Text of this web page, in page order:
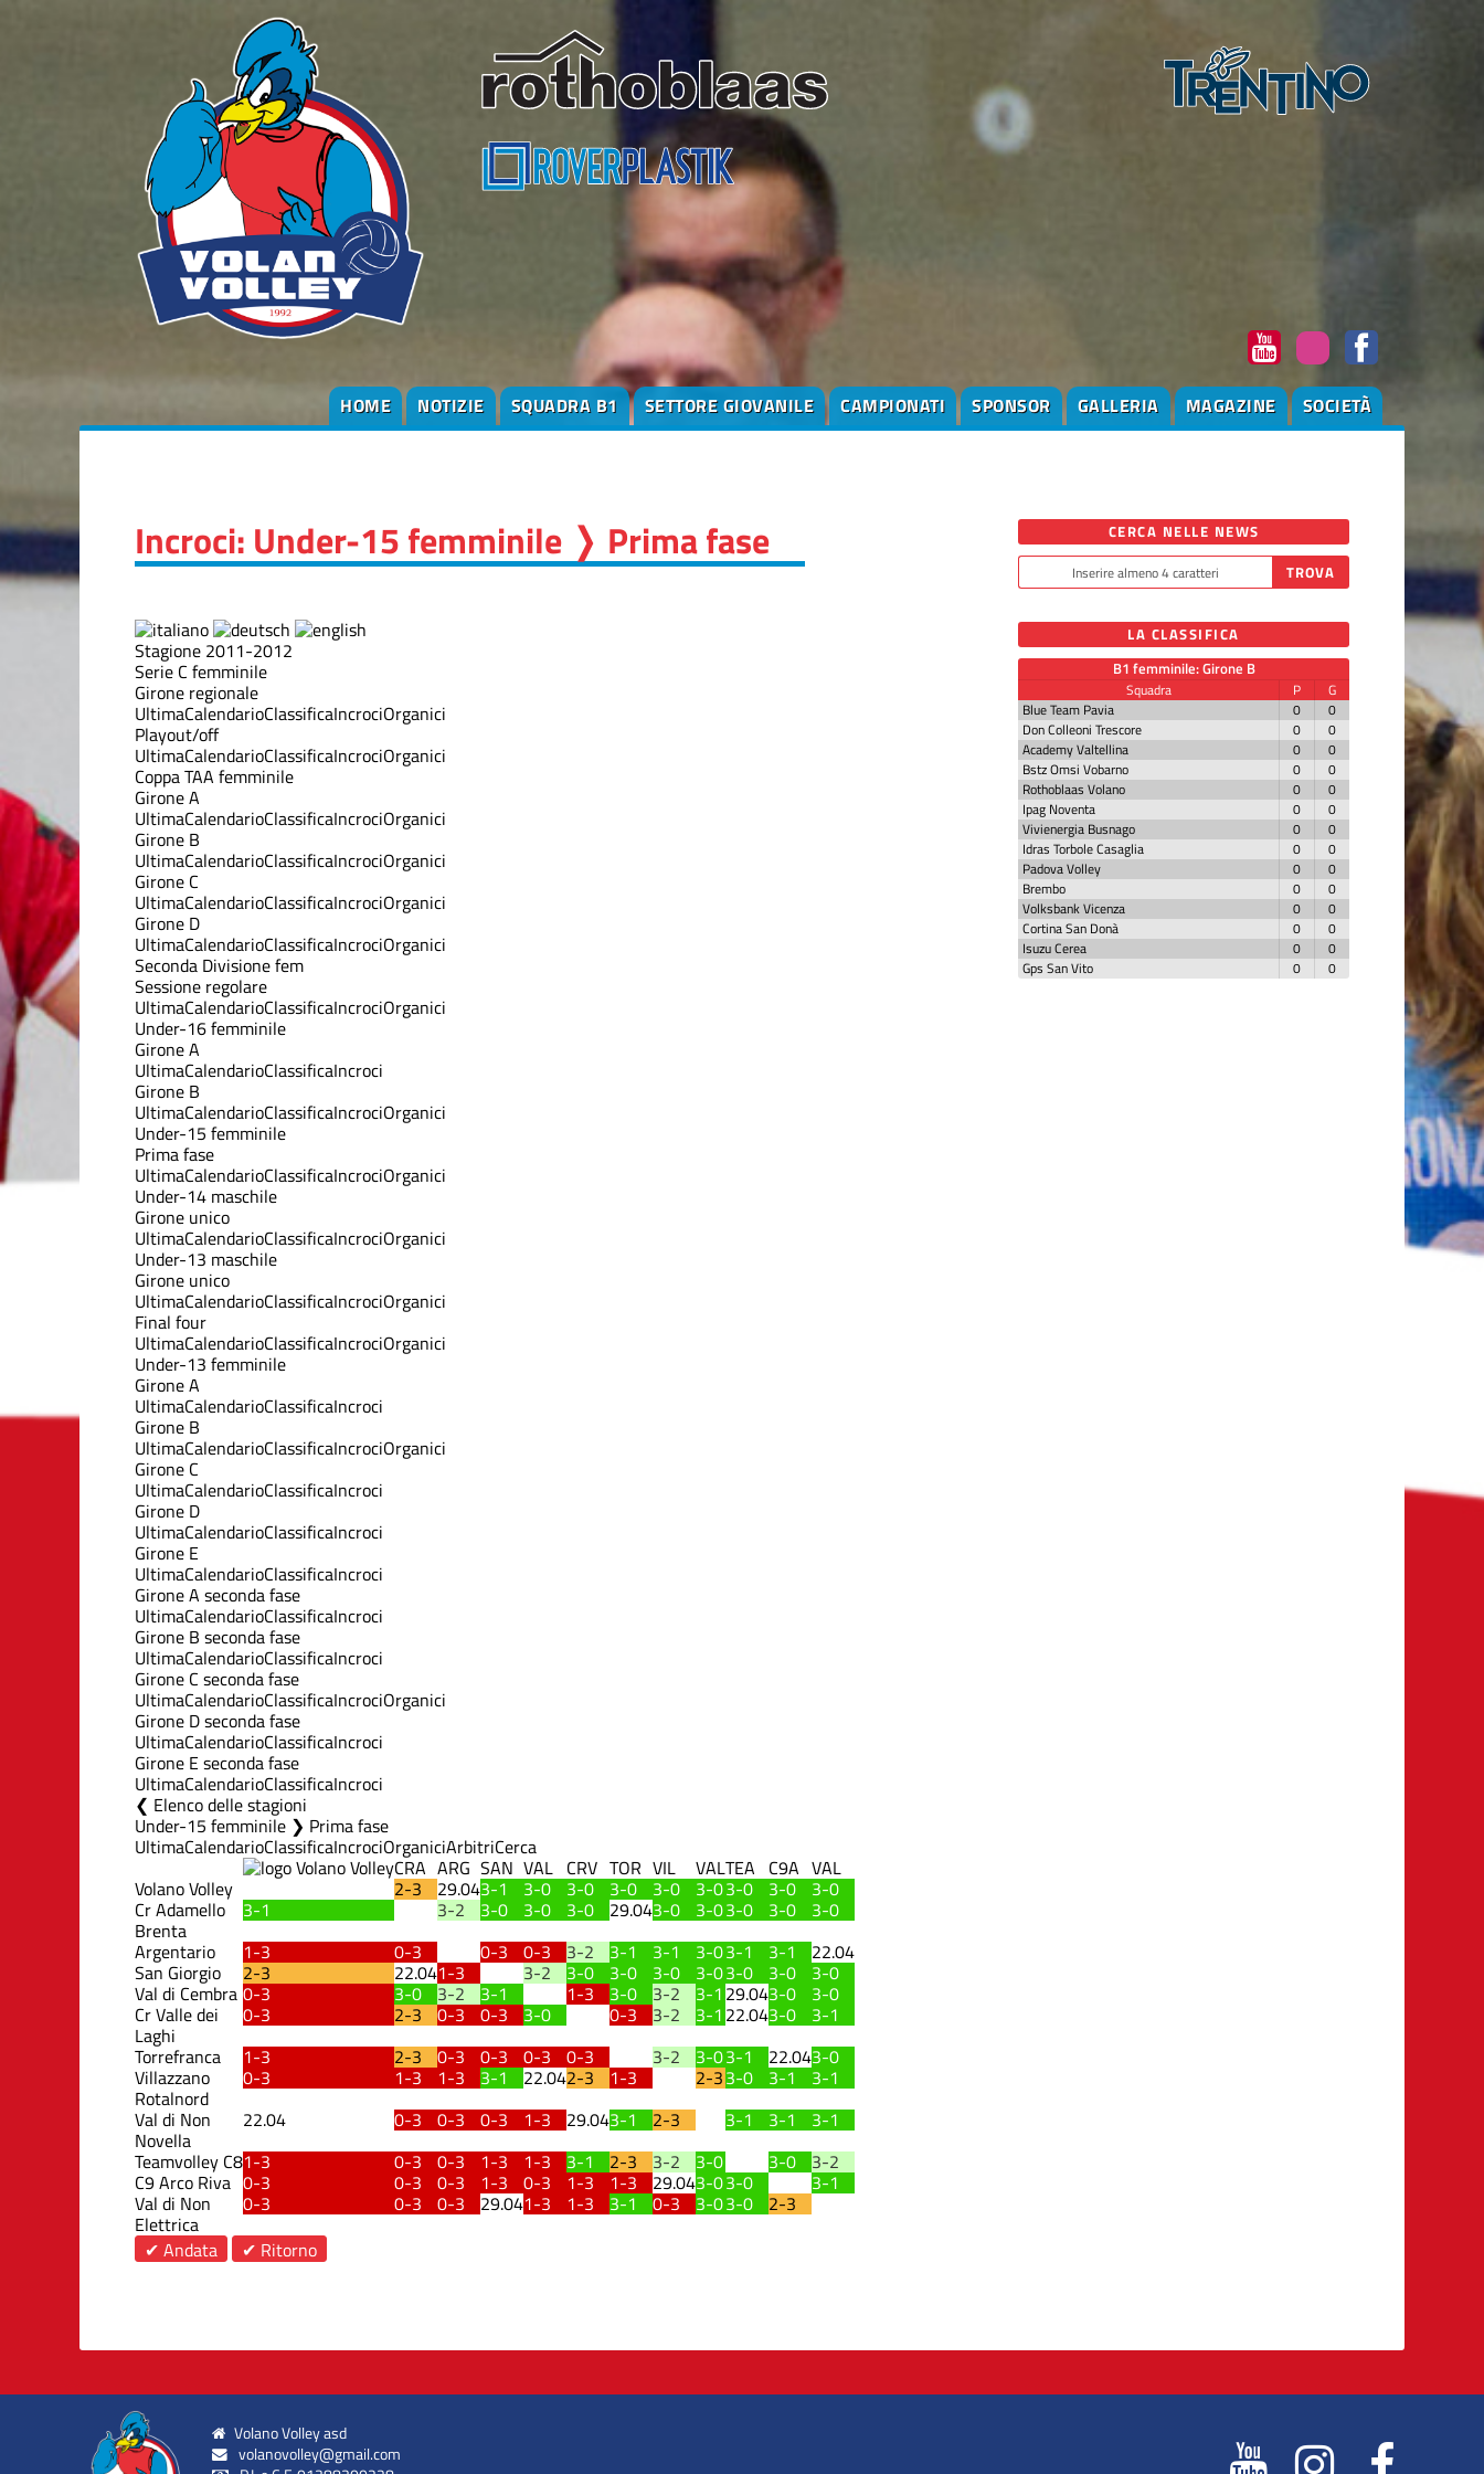
HOME NOTIZIE SQUADRA B1 SETTORE GIOVANILE CAMPIONATI SPONSOR GALLERIA MAGAZINE SOCIETÀ
Incroci: Under-15 femminile ❭ Prima fase
Stagione 2011-2012
Serie C femminile
Girone regionale
UltimaCalendarioClassificaIncrociOrganici
Playout/off
UltimaCalendarioClassificaIncrociOrganici
Coppa TAA femminile
Girone A
UltimaCalendarioClassificaIncrociOrganici
Girone B
UltimaCalendarioClassificaIncrociOrganici
Girone C
UltimaCalendarioClassificaIncrociOrganici
Girone D
UltimaCalendarioClassificaIncrociOrganici
Seconda Divisione fem
Sessione regolare
UltimaCalendarioClassificaIncrociOrganici
Under-16 femminile
Girone A
UltimaCalendarioClassificaIncroci
Girone B
UltimaCalendarioClassificaIncrociOrganici
Under-15 femminile
Prima fase
UltimaCalendarioClassificaIncrociOrganici
Under-14 maschile
Girone unico
UltimaCalendarioClassificaIncrociOrganici
Under-13 maschile
Girone unico
UltimaCalendarioClassificaIncrociOrganici
Final four
UltimaCalendarioClassificaIncrociOrganici
Under-13 femminile
Girone A
UltimaCalendarioClassificaIncroci
Girone B
UltimaCalendarioClassificaIncrociOrganici
Girone C
UltimaCalendarioClassificaIncroci
Girone D
UltimaCalendarioClassificaIncroci
Girone E
UltimaCalendarioClassificaIncroci
Girone A seconda fase
UltimaCalendarioClassificaIncroci
Girone B seconda fase
UltimaCalendarioClassificaIncroci
Girone C seconda fase
UltimaCalendarioClassificaIncrociOrganici
Girone D seconda fase
UltimaCalendarioClassificaIncroci
Girone E seconda fase
UltimaCalendarioClassificaIncroci
Elenco delle stagioni
Under-15 femminile ❯ Prima fase
UltimaCalendarioClassificaIncrociOrganiciArbitriCerca
CRA ARG SAN VAL CRV TOR VIL VALTEA C9A VAL
Volano Volley 2-3 29.043-1 3-0 3-0 3-0 3-0 3-03-0 3-0 3-0
Cr Adamello
Brenta
3-1 3-2 3-0 3-0 3-0 29.043-0 3-03-0 3-0
3-0
Argentario
1-3 0-3 0-3 0-3 3-2 3-1 3-1 3-03-1 3-1 22.04
San Giorgio 2-3 22.041-3 3-2 3-0 3-0 3-0 3-03-0 3-0 3-0
Val di Cembra 0-3 3-0 3-2 3-1 1-3 3-0 3-2 3-1 29.043-0 3-0
Cr Valle dei
Laghi
0-3 2-3 0-3 0-3 3-0 0-3 3-2 3-1 22.043-0
3-1
Torrefranca
1-3 2-3 0-3 0-3 0-3 0-3 3-2 3-03-1 22.043-0
Villazzano
Rotalnord
0-3 1-3 1-3 3-1 22.042-3 1-3 2-33-0 3-1
3-1
Val di Non
Novella
22.04 0-3 0-3 0-3 1-3 29.043-1 2-3 3-1 3-1
3-1
Teamvolley C81-3 0-3 0-3 1-3 1-3 3-1 2-3 3-2 3-0 3-0 3-2
C9 Arco Riva 0-3 0-3 0-3 1-3 0-3 1-3 1-3 29.043-03-0 3-1
Val di Non
Elettrica
0-3 0-3 0-3 29.041-3 1-3 3-1 0-3 3-03-0
2-3
✔ Andata
✔ Ritorno
CERCA NELLE NEWS
LA CLASSIFICA
B1 femminile: Girone B
Squadra P
G
Blue Team Pavia
0
0
Don Colleoni Trescore
0
0
Academy Valtellina
0
0
Bstz Omsi Vobarno
0
0
Rothoblaas Volano
0
0
Ipag Noventa
0
0
Vivienergia Busnago
0
0
Idras Torbole Casaglia
0
0
Padova Volley
0
0
Brembo
0
0
Volksbank Vicenza
0
0
Cortina San Donà
0
0
Isuzu Cerea
0
0
Gps San Vito
0 0
Volano Volley asd
volanovolley@gmail.com